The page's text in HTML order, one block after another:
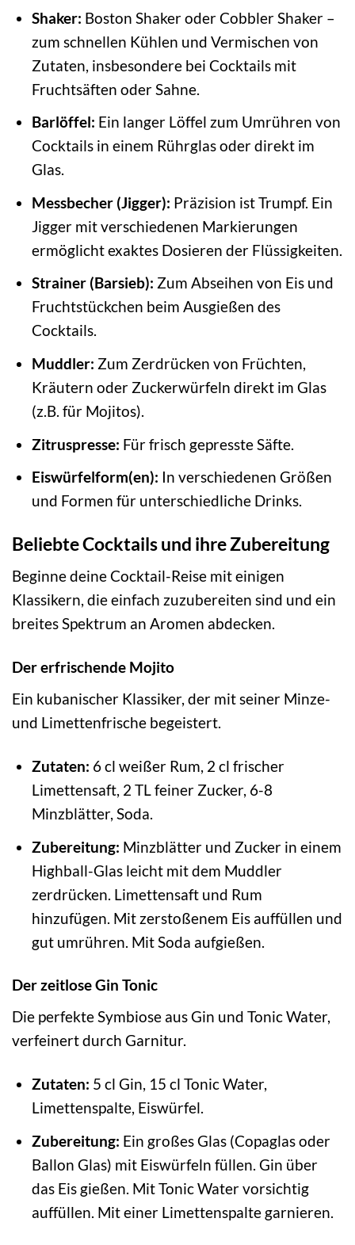
Shaker: Boston Shaker oder Cobbler Shaker –
zum schnellen Kühlen und Vermischen von
Zutaten, insbesondere bei Cocktails mit
Fruchtsäften oder Sahne.
Barlöffel: Ein langer Löffel zum Umrühren von
Cocktails in einem Rührglas oder direkt im
Glas.
Messbecher (Jigger): Präzision ist Trumpf. Ein
Jigger mit verschiedenen Markierungen
ermöglicht exaktes Dosieren der Flüssigkeiten.
Strainer (Barsieb): Zum Abseihen von Eis und
Fruchtstückchen beim Ausgießen des
Cocktails.
Muddler: Zum Zerdrücken von Früchten,
Kräutern oder Zuckerwürfeln direkt im Glas
(z.B. für Mojitos).
Zitruspresse: Für frisch gepresste Säfte.
Eiswürfelform(en): In verschiedenen Größen
und Formen für unterschiedliche Drinks.
Beliebte Cocktails und ihre Zubereitung
Beginne deine Cocktail-Reise mit einigen
Klassikern, die einfach zuzubereiten sind und ein
breites Spektrum an Aromen abdecken.
Der erfrischende Mojito
Ein kubanischer Klassiker, der mit seiner Minze-
und Limettenfrische begeistert.
Zutaten: 6 cl weißer Rum, 2 cl frischer
Limettensaft, 2 TL feiner Zucker, 6-8
Minzblätter, Soda.
Zubereitung: Minzblätter und Zucker in einem
Highball-Glas leicht mit dem Muddler
zerdrücken. Limettensaft und Rum
hinzufügen. Mit zerstoßenem Eis auffüllen und
gut umrühren. Mit Soda aufgießen.
Der zeitlose Gin Tonic
Die perfekte Symbiose aus Gin und Tonic Water,
verfeinert durch Garnitur.
Zutaten: 5 cl Gin, 15 cl Tonic Water,
Limettenspalte, Eiswürfel.
Zubereitung: Ein großes Glas (Copaglas oder
Ballon Glas) mit Eiswürfeln füllen. Gin über
das Eis gießen. Mit Tonic Water vorsichtig
auffüllen. Mit einer Limettenspalte garnieren.